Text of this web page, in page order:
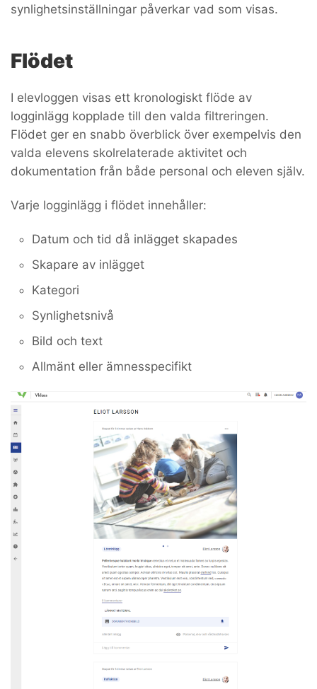
synlighetsinställningar påverkar vad som visas.
Flödet
I elevloggen visas ett kronologiskt flöde av
logginlägg kopplade till den valda filtreringen.
Flödet ger en snabb överblick över exempelvis den
valda elevens skolrelaterade aktivitet och
dokumentation från både personal och eleven själv.
Varje logginlägg i flödet innehåller:
Datum och tid då inlägget skapades
Skapare av inlägget
Kategori
Synlighetsnivå
Bild och text
Allmänt eller ämnesspecifikt